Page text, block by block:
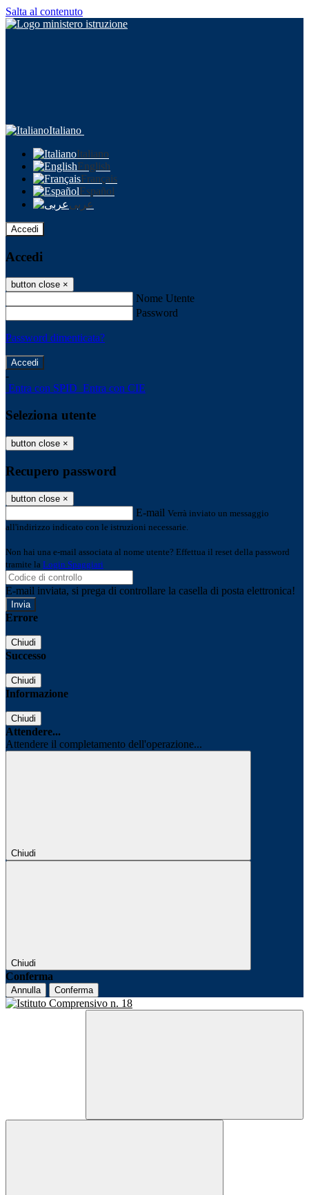
Salta al contenuto
Italiano
Italiano
English
Français
Español
عربى
Accedi
Accedi
button close ×
Nome Utente
Password
Password dimenticata?
-
Entra con SPID Entra con CIE
Seleziona utente
button close ×
Recupero password
button close ×
E-mail Verrà inviato un messaggio
all'indirizzo indicato con le istruzioni necessarie.
Non hai una e-mail associata al nome utente? Effettua il reset della password
tramite la Login Spaggiari
E-mail inviata, si prega di controllare la casella di posta elettronica!
Errore
Chiudi
Successo
Chiudi
Informazione
Chiudi
Attendere...
Attendere il completamento dell'operazione...
Chiudi
Chiudi
Conferma
Annulla Conferma